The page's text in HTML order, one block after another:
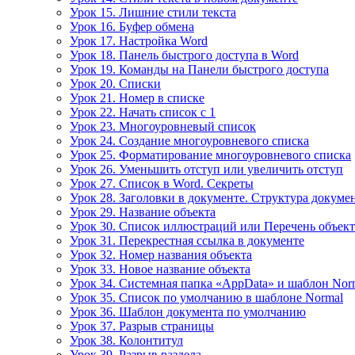
Урок 15. Лишние стили текста
Урок 16. Буфер обмена
Урок 17. Настройка Word
Урок 18. Панель быстрого доступа в Word
Урок 19. Команды на Панели быстрого доступа
Урок 20. Списки
Урок 21. Номер в списке
Урок 22. Начать список с 1
Урок 23. Многоуровневый список
Урок 24. Создание многоуровневого списка
Урок 25. Форматирование многоуровневого списка
Урок 26. Уменьшить отступ или увеличить отступ
Урок 27. Список в Word. Секреты
Урок 28. Заголовки в документе. Структура
Урок 29. Название объекта
Урок 30. Список иллюстраций или Перечень
Урок 31. Перекрестная ссылка в документе
Урок 32. Номер названия объекта
Урок 33. Новое название объекта
Урок 34. Системная папка «AppData» и шаблон
Урок 35. Список по умолчанию в шаблоне Normal
Урок 36. Шаблон документа по умолчанию
Урок 37. Разрыв страницы
Урок 38. Колонтитул